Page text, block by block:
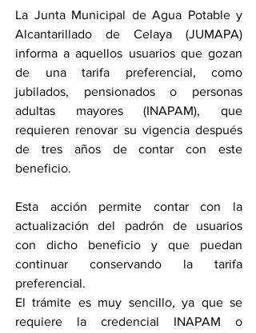
La Junta Municipal de Agua Potable y
Alcantarillado de Celaya (JUMAPA)
informa a aquellos usuarios que gozan
de una tarifa preferencial, como
jubilados, pensionados o personas
adultas mayores (INAPAM), que
requieren renovar su vigencia después
de tres años de contar con este
beneficio.
Esta acción permite contar con la
actualización del padrón de usuarios
con dicho beneficio y que puedan
continuar conservando la tarifa
preferencial.
El trámite es muy sencillo, ya que se
requiere la credencial INAPAM o